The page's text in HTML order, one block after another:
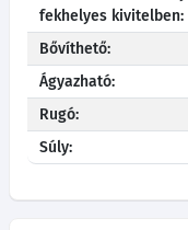
fekhelyes kivitelben:
Bővíthető:
Ágyazható:
Rugó:
Súly: